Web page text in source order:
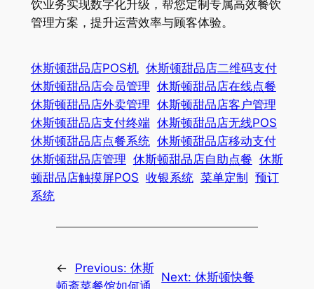
饮业务实现数字化升级，帮您定制专属高效餐饮
管理方案，提升运营效率与顾客体验。
休斯顿甜品店POS机 休斯顿甜品店二维码支付
休斯顿甜品店会员管理 休斯顿甜品店在线点餐
休斯顿甜品店外卖管理 休斯顿甜品店客户管理
休斯顿甜品店支付终端 休斯顿甜品店无线POS
休斯顿甜品店点餐系统 休斯顿甜品店移动支付
休斯顿甜品店管理 休斯顿甜品店自助点餐 休斯
顿甜品店触摸屏POS 收银系统 菜单定制 预订
系统
← Previous: 休斯
Next:休斯顿快餐